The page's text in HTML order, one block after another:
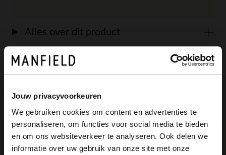
Jouw privacyvoorkeuren
We gebruiken cookies om content en advertenties te
personaliseren, om functies voor social media te bieden
en om ons websiteverkeer te analyseren. Ook delen we
informatie over uw gebruik van onze site met onze
Voor jou erbij gezocht
Alles over dit product
Maattabel
Bezorgen & retour
×
View this website in English?